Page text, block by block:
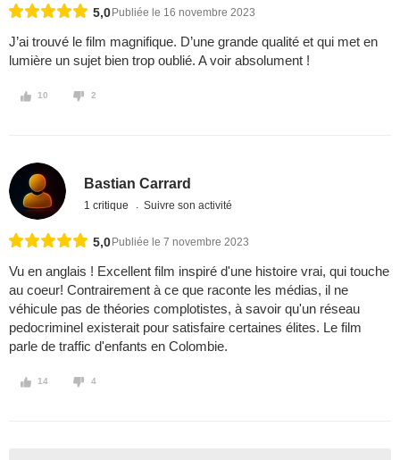
5,0 Publiée le 16 novembre 2023
J’ai trouvé le film magnifique. D’une grande qualité et qui met en
lumière un sujet bien trop oublié. A voir absolument !
10 2
Bastian Carrard
1 critique Suivre son activité
5,0 Publiée le 7 novembre 2023
Vu en anglais ! Excellent film inspiré d'une histoire vrai, qui touche
au coeur! Contrairement à ce que raconte les médias, il ne
véhicule pas de théories complotistes, à savoir qu'un réseau
pedocriminel existerait pour satisfaire certaines élites. Le film
parle de traffic d'enfants en Colombie.
14 4